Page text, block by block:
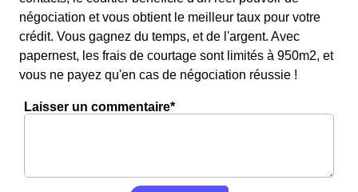
négociation et vous obtient le meilleur taux pour votre
crédit. Vous gagnez du temps, et de l'argent. Avec
papernest, les frais de courtage sont limités à 950m2, et
vous ne payez qu'en cas de négociation réussie !
Laisser un commentaire*